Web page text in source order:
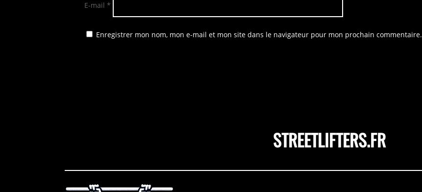
E-mail *
Enregistrer mon nom, mon e-mail et mon site dans le navigateur pour mon prochain commentaire.
STREETLIFTERS.FR